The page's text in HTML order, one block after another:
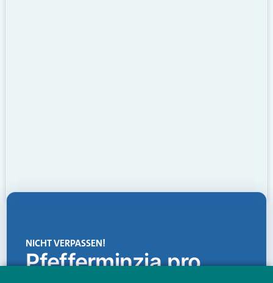
NICHT VERPASSEN!
Pfefferminzia.pro